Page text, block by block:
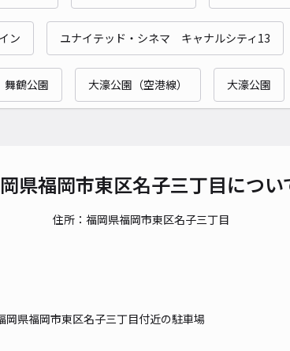
ン ユナイテッド・シネマ キャナルシティ13
舞鶴公園 大濠公園（空港線） 大濠公園
県福岡市東区名子三丁目につい
住所：福岡県福岡市東区名子三丁目
岡県福岡市東区名子三丁目付近の駐車場